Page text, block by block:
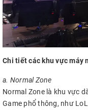
Chi tiết các khu vực máy
a. Normal Zone
Normal Zone là khu vực
Game phổ thông, như